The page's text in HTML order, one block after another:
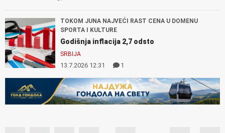
TOKOM JUNA NAJVEĆI RAST CENA U DOMENU
SPORTA I KULTURE
Godišnja inflacija 2,7 odsto
SRBIJA
13.7.2026 12:31 1